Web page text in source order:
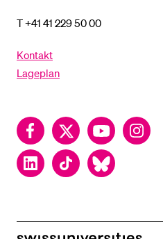
T +41 41 229 50 00
Kontakt
Lageplan
FacebookTwitter YouTubeInstagram
LinkedInTikTok Bluesky